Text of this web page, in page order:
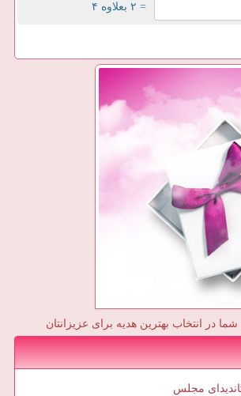
= ۲ بعلاوه ۴
شما در انتخاب بهترین هدیه برای عزیزانتان
مجلس